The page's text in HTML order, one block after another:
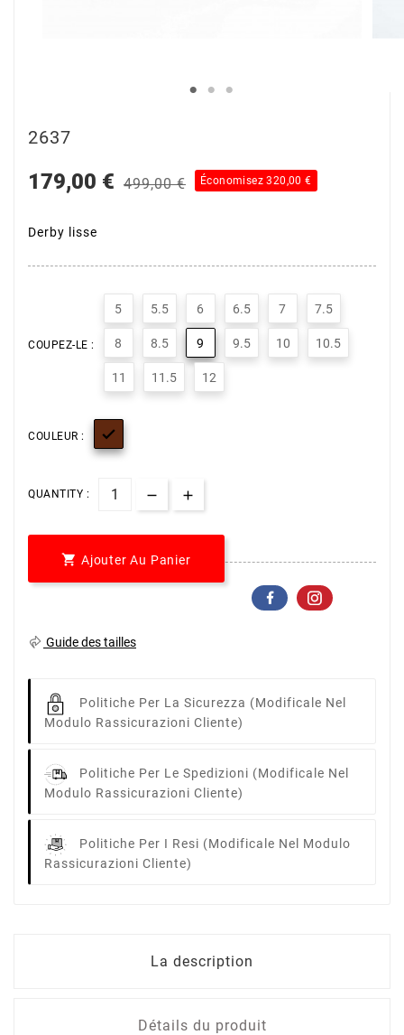
2637
179,00 € 499,00 € Économisez 320,00 €
Derby lisse
COUPEZ-LE :
5 5.5 6 6.5 7 7.5
8 8.5 9 9.5 10 10.5
11 11.5 12
COULEUR : 
QUANTITY :
 Ajouter Au Panier
Guide des tailles
Politiche Per La Sicurezza (modificale Nel
Modulo Rassicurazioni Cliente)
Politiche Per Le Spedizioni (modificale Nel
Modulo Rassicurazioni Cliente)
Politiche Per I Resi (modificale Nel Modulo
Rassicurazioni Cliente)
La description
Détails du produit